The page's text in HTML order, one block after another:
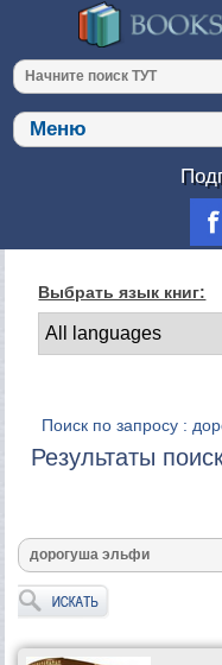
Выбрать язык книг:
Поиск по запросу :
Результаты